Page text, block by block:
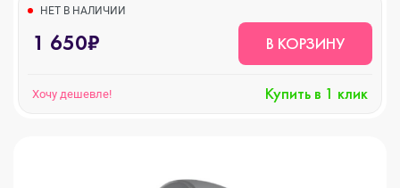
НЕТ В НАЛИЧИИ
1 650₽ В КОРЗИНУ
Хочу дешевле! Купить в 1 клик